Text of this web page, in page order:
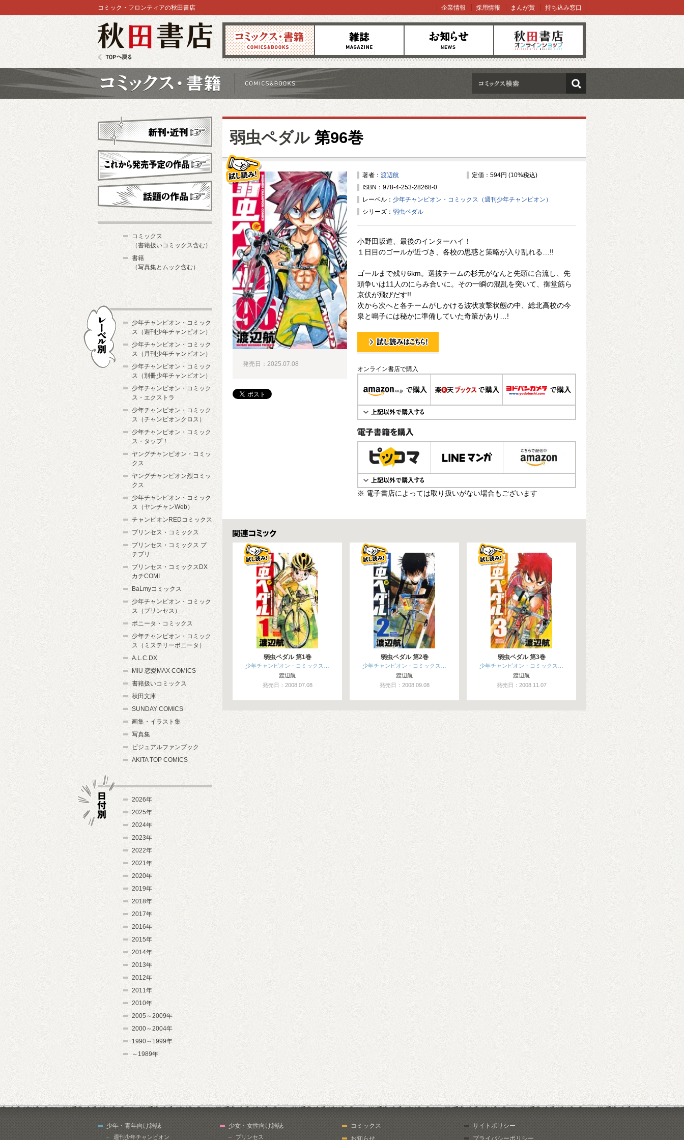
コミックス 雑誌 お知らせ オンラインショップ
コミック・フロンティアの秋田書店 企業情報 採用情報 まんが賞 持ち込み窓口
検索
弱虫ペダル第96巻
著者： 渡辺航
定価：594円 (10%税込)
ISBN：978-4-253-28268-0
レーベル： 少年チャンピオン・コミックス（週刊少年チャンピオン）
シリーズ： 弱虫ペダル
小野田坂道、最後のインターハイ！
１日目のゴールが近づき、各校の思惑と策略が入り乱れる…!!
ゴールまで残り6km。選抜チームの杉元がなんと先頭に合流し、先
頭争いは11人のにらみ合いに。その一瞬の混乱を突いて、御堂筋ら
京伏が飛びだす!!
次から次へと各チームがしかける波状攻撃状態の中、総北高校の今
泉と鳴子には秘かに準備していた奇策があり…!
試し読み！
オンライン書店で購入
電子書籍で購入
※ 電子書店によっては取り扱いがない場合もございます
発売日：2025.07.08
関連コミックス
弱虫ペダル 第1巻
少年チャンピオン・コミックス…
渡辺航
発売日：2008.07.08
弱虫ペダル 第2巻
少年チャンピオン・コミックス…
渡辺航
発売日：2008.09.08
弱虫ペダル 第3巻
少年チャンピオン・コミックス…
渡辺航
発売日：2008.11.07
新刊・近刊
これから発売予定
コミックス
（書籍扱いコミックス含む）
書籍
（写真集とムック含む）
少年チャンピオン・コミック
ス（週刊少年チャンピオン）
少年チャンピオン・コミック
ス（月刊少年チャンピオン）
少年チャンピオン・コミック
ス（別冊少年チャンピオン）
少年チャンピオン・コミック
ス・エクストラ
少年チャンピオン・コミック
ス（チャンピオンクロス）
少年チャンピオン・コミック
ス・タップ！
ヤングチャンピオン・コミッ
クス
ヤングチャンピオン烈コミッ
クス
少年チャンピオン・コミック
ス（ヤンチャンWeb）
チャンピオンREDコミックス
プリンセス・コミックス
プリンセス・コミックス プ
チプリ
プリンセス・コミックスDX
カチCOMI
BaLmyコミックス
少年チャンピオン・コミック
ス（プリンセス）
ボニータ・コミックス
少年チャンピオン・コミック
ス（ミステリーボニータ）
A.L.C.DX
MIU 恋愛MAX COMICS
書籍扱いコミックス
秋田文庫
SUNDAY COMICS
画集・イラスト集
写真集
ビジュアルファンブック
AKITA TOP COMICS
2026年
2025年
2024年
2023年
2022年
2021年
2020年
2019年
2018年
2017年
2016年
2015年
2014年
2013年
2012年
2011年
2010年
2005～2009年
2000～2004年
1990～1999年
～1989年
少年・青年向け雑誌
週刊少年チャンピオン
少女・女性向け雑誌
プリンセス
コミックス
お知らせ
サイトポリシー
プライバシーポリシー